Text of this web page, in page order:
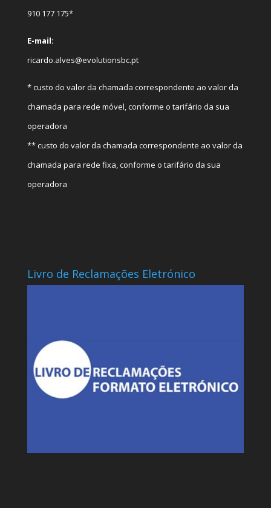
910 177 175*
E-mail:
ricardo.alves@evolutionsbc.pt
* custo do valor da chamada correspondente ao valor da
chamada para rede móvel, conforme o tarifário da sua
operadora
** custo do valor da chamada correspondente ao valor da
chamada para rede fixa, conforme o tarifário da sua
operadora
Livro de Reclamações Eletrónico